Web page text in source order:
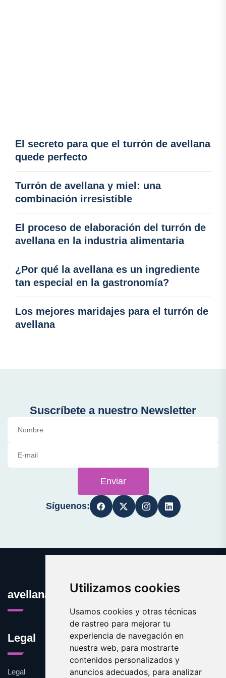
Utilizamos cookies
Usamos cookies y otras técnicas
de rastreo para mejorar tu
experiencia de navegación en
nuestra web, para mostrarte
contenidos personalizados y
anuncios adecuados, para analizar
El secreto para que el turrón de avellana
quede perfecto
Turrón de avellana y miel: una
combinación irresistible
El proceso de elaboración del turrón de
avellana en la industria alimentaria
¿Por qué la avellana es un ingrediente
tan especial en la gastronomía?
Los mejores maridajes para el turrón de
avellana
Suscríbete a nuestro Newsletter
Enviar
Síguenos:
avellana.es
Legal
Legal